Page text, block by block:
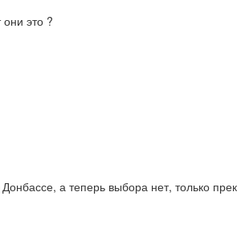
это ?
а теперь выбора нет, только